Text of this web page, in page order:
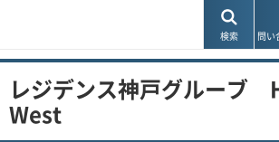
検索 問い
レジデンス神戸グルーブ
West